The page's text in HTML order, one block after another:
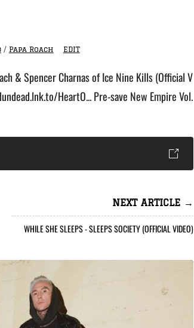
/ Papa Roach EDIT
& Spencer Charnas of Ice Nine Kills (Official V
HeartO... Pre-save New Empire Vol.
NEXT ARTICLE →
WHILE SHE SLEEPS - SLEEPS SOCIETY (OFFICIAL VIDEO)